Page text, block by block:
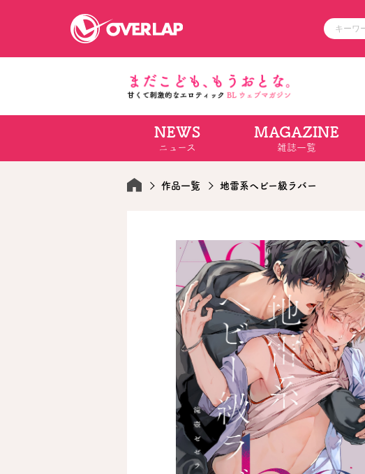
コミッククリエ
ラブパルフェ
ライトノベル
ノベルス
ロサージュノベルス
コミッククリエ
NEWS
ニュース
MAGAZINE
雑誌一覧
作品一覧 地雷系ヘビー級ラバー